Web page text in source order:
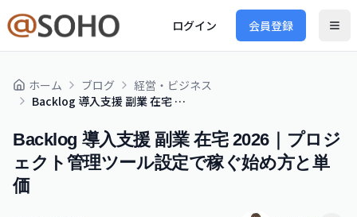
ログイン 会員登録
ホーム ブログ
経営・ビジネス
Backlog 導入支援 副業 在宅 2026｜プロジェクト管理ツール設定で稼ぐ始め方と単価
Backlog 導入支援 副業 在宅 2026｜プロジ
ェクト管理ツール設定で稼ぐ始め方と単
価